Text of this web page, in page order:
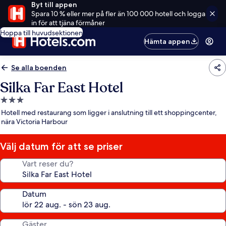
Byt till appen
Spara 10 % eller mer på fler än 100 000 hotell och logga
in för att tjäna förmåner
Hoppa till huvudsektionen
Hämta appen
Se alla boenden
Silka Far East Hotel
3.0-
stjärnigt
boende
Hotell med restaurang som ligger i anslutning till ett shoppingcenter,
nära Victoria Harbour
Välj datum för att se priser
Vart reser du?
Datum